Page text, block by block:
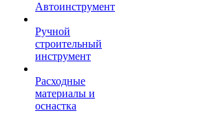
Автоинструмент
Ручной
строительный
инструмент
Расходные
материалы и
оснастка